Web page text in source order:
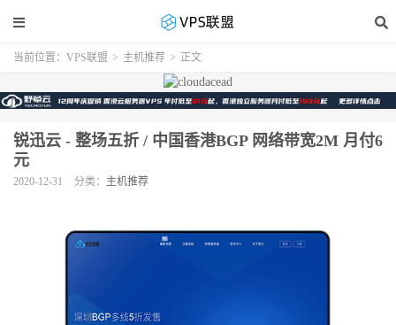
当前位置： VPS联盟 > 主机推荐 > 正文
锐迅云 - 整场五折 / 中国香港BGP 网络带宽2M 月付6
元
2020-12-31 分类： 主机推荐